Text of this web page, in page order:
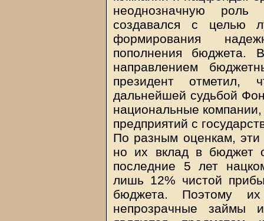
неоднозначную роль
создавался с целью
формирования
пополнения бюджета.
направлением
президент отметил,
дальнейшей судьбой
национальные
предприятий с
По разным оценкам,
но их вклад в бюджет
последние 5 лет
лишь 12% чистой
бюджета. Поэтому их
непрозрачные займы